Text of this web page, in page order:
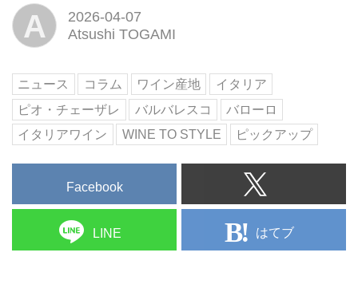
A
2026-04-07
Atsushi TOGAMI
ニュース コラム ワイン産地
イタリア
ピオ・チェーザレ
バルバレスコ
バローロ
イタリアワイン
WINE TO STYLE ピックアップ
Facebook
LINE はてブ